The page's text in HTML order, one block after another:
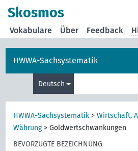
Skosmos
Vokabulare Über Feedback
HWWA-Sachsystematik
Deutsch
HWWA-Sachsystematik >Wirtschaft,
Währung>Goldwertschwankungen
BEVORZUGTE BEZEICHNUNG